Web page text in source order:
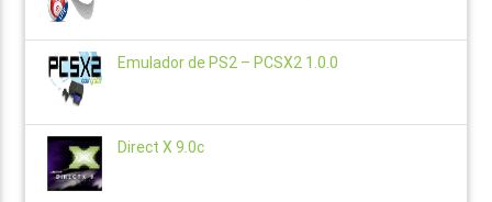
Emulador de PS2 – PCSX2 1.0.0
Direct X 9.0c